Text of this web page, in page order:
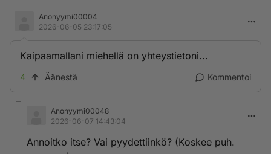
Anonyymi00004
2026-06-05 23:17:05
Kaipaamallani miehellä on yhteystietoni...
4 Äänestä Kommentoi
Anonyymi00048
2026-06-07 14:43:04
Annoitko itse? Vai pyydettiinkö? (Koskee puh.